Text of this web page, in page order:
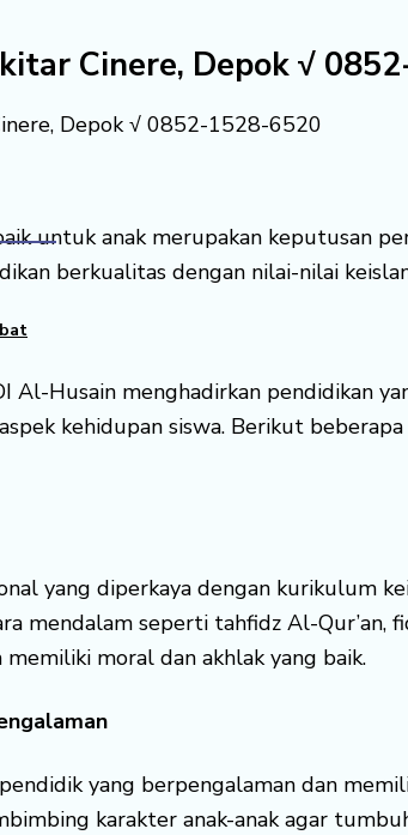
Cinere, Depok √
Depok √ 0852-1528-6520
untuk anak merupakan keputusan
berkualitas dengan nilai-nilai
Al-Husain menghadirkan pendidikan
kehidupan siswa. Berikut
yang diperkaya dengan kurikulum
mendalam seperti tahfidz Al-Qur’an,
moral dan akhlak yang baik.
yang berpengalaman dan
karakter anak-anak agar